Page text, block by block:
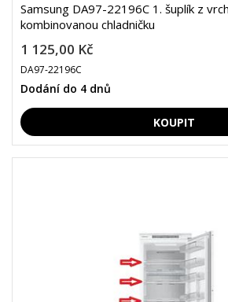
Samsung DA97-22196C 1. šuplík z
kombinovanou chladničku
1 125,00 Kč
DA97-22196C
Dodání do 4 dnů